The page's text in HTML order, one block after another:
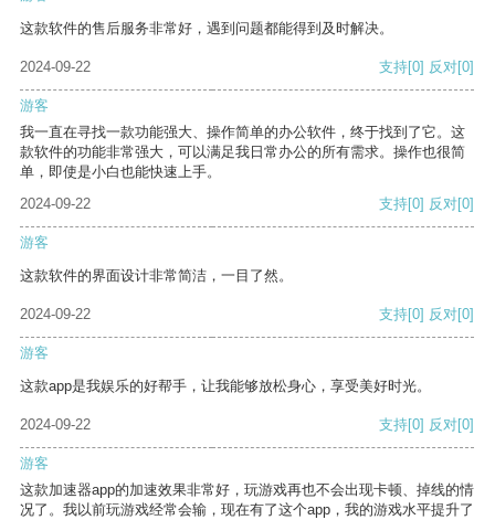
这款软件的售后服务非常好，遇到问题都能得到及时解决。
2024-09-22 支持[0] 反对[0]
游客
我一直在寻找一款功能强大、操作简单的办公软件，终于找到了它。这
款软件的功能非常强大，可以满足我日常办公的所有需求。操作也很简
单，即使是小白也能快速上手。
2024-09-22
支持[0] 反对[0]
游客
这款软件的界面设计非常简洁，一目了然。
2024-09-22 支持[0] 反对[0]
游客
这款app是我娱乐的好帮手，让我能够放松身心，享受美好时光。
2024-09-22 支持[0] 反对[0]
游客
这款加速器app的加速效果非常好，玩游戏再也不会出现卡顿、掉线的情
况了。我以前玩游戏经常会输，现在有了这个app，我的游戏水平提升了